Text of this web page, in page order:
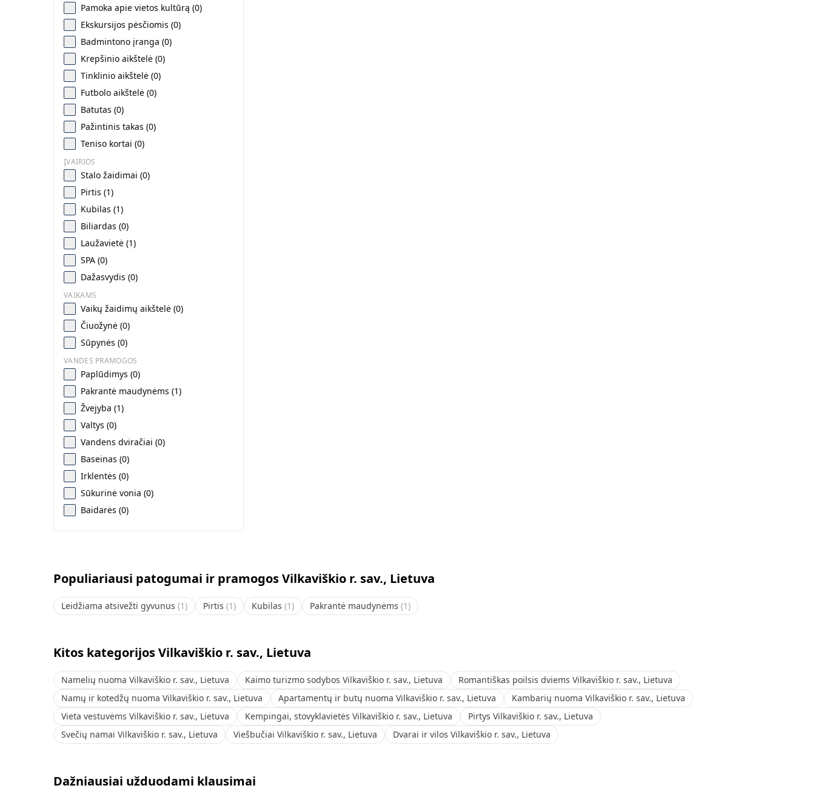
Pamoka apie vietos kultūrą (0)
Ekskursijos pėsčiomis (0)
Badmintono įranga (0)
Krepšinio aikštelė (0)
Tinklinio aikštelė (0)
Futbolo aikštelė (0)
Batutas (0)
Pažintinis takas (0)
Teniso kortai (0)
ĮVAIRIOS
Stalo žaidimai (0)
Pirtis (1)
Kubilas (1)
Biliardas (0)
Laužavietė (1)
SPA (0)
Dažasvydis (0)
VAIKAMS
Vaikų žaidimų aikštelė (0)
Čiuožynė (0)
Sūpynės (0)
VANDES PRAMOGOS
Paplūdimys (0)
Pakrantė maudynėms (1)
Žvejyba (1)
Valtys (0)
Vandens dviračiai (0)
Baseinas (0)
Irklentės (0)
Sūkurinė vonia (0)
Baidarės (0)
Populiariausi patogumai ir pramogos Vilkaviškio r. sav., Lietuva
Leidžiama atsivežti gyvunus (1) Pirtis (1) Kubilas (1) Pakrantė maudynėms (1)
Kitos kategorijos Vilkaviškio r. sav., Lietuva
Namelių nuoma Vilkaviškio r. sav., Lietuva Kaimo turizmo sodybos Vilkaviškio r. sav., Lietuva
Romantiškas poilsis dviems Vilkaviškio r. sav., Lietuva
Namų ir kotedžų nuoma Vilkaviškio r. sav., Lietuva
Apartamentų ir butų nuoma Vilkaviškio r. sav., Lietuva
Kambarių nuoma Vilkaviškio r. sav., Lietuva
Vieta vestuvėms Vilkaviškio r. sav., Lietuva
Kempingai, stovyklavietės Vilkaviškio r. sav., Lietuva
Pirtys Vilkaviškio r. sav., Lietuva
Svečių namai Vilkaviškio r. sav., Lietuva
Viešbučiai Vilkaviškio r. sav., Lietuva Dvarai ir vilos Vilkaviškio r. sav., Lietuva
Dažniausiai užduodami klausimai